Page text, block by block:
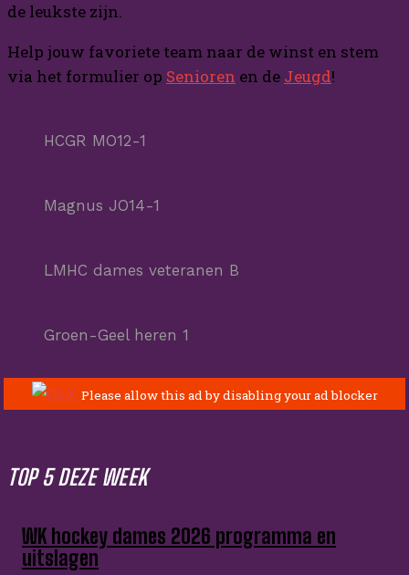
TOP 5 DEZE WEEK
WK hockey dames 2026 programma en
uitslagen
de leukste zijn.
Help jouw favoriete team naar de winst en stem
via het formulier op Senioren en de Jeugd!
HCGR MO12-1
Magnus JO14-1
LMHC dames veteranen B
Groen-Geel heren 1